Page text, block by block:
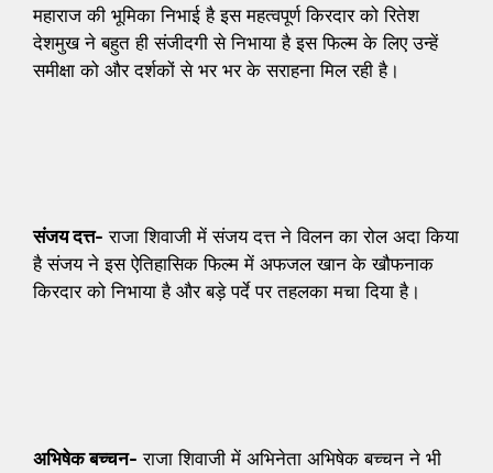
महाराज की भूमिका निभाई है इस महत्वपूर्ण किरदार को रितेश
देशमुख ने बहुत ही संजीदगी से निभाया है इस फिल्म के लिए उन्हें
समीक्षा को और दर्शकों से भर भर के सराहना मिल रही है।
संजय दत्त- राजा शिवाजी में संजय दत्त ने विलन का रोल अदा किया
है संजय ने इस ऐतिहासिक फिल्म में अफजल खान के खौफनाक
किरदार को निभाया है और बड़े पर्दे पर तहलका मचा दिया है।
अभिषेक बच्चन- राजा शिवाजी में अभिनेता अभिषेक बच्चन ने भी